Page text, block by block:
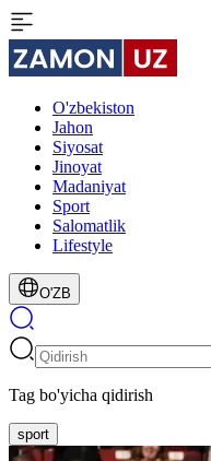
O'zbekiston
Jahon
Siyosat
Jinoyat
Madaniyat
Sport
Salomatlik
Lifestyle
O'ZB
Tag bo'yicha qidirish
sport